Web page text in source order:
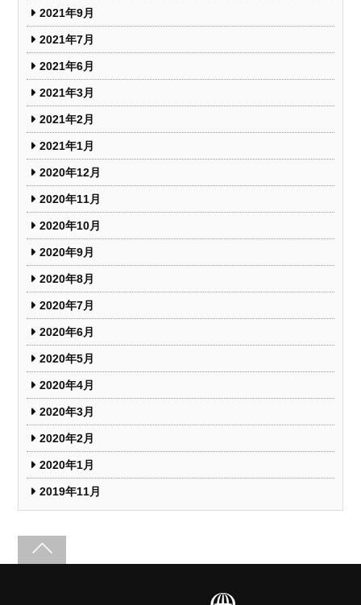
2021年9月
2021年7月
2021年6月
2021年3月
2021年2月
2021年1月
2020年12月
2020年11月
2020年10月
2020年9月
2020年8月
2020年7月
2020年6月
2020年5月
2020年4月
2020年3月
2020年2月
2020年1月
2019年11月